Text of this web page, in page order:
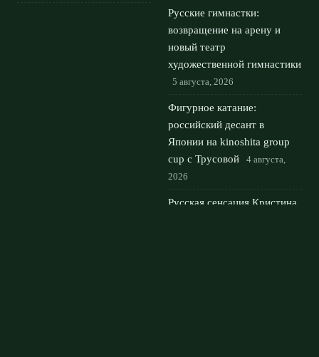
Русские гимнастки:
возвращение на арену и
новый театр
художественной гимнастики
5 августа, 2026
Фигурное катание:
российский десант в
Японии на kinoshita group
cup с Трусовой
4 августа,
2026
Русская сенсация Кристина